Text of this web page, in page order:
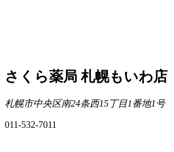
さくら薬局 札幌もいわ店
札幌市中央区南24条西15丁目1番地1号
011-532-7011